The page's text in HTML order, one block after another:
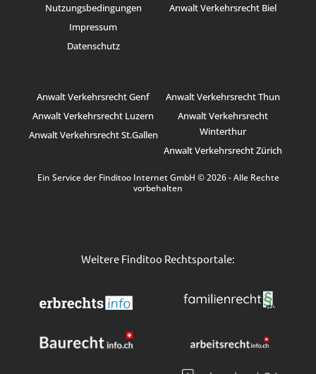
Nutzungsbedingungen
Impressum
Datenschutz
Anwalt Verkehrsrecht Biel
Anwalt Verkehrsrecht Genf
Anwalt Verkehrsrecht Luzern
Anwalt Verkehrsrecht St.Gallen
Anwalt Verkehrsrecht Thun
Anwalt Verkehrsrecht
Winterthur
Anwalt Verkehrsrecht Zürich
Ein Service der Finditoo Internet GmbH © 2026 - Alle Rechte
vorbehalten
Weitere Finditoo Rechtsportale: